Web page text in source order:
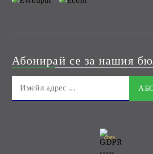
Абонирай се за нашия
GDPR